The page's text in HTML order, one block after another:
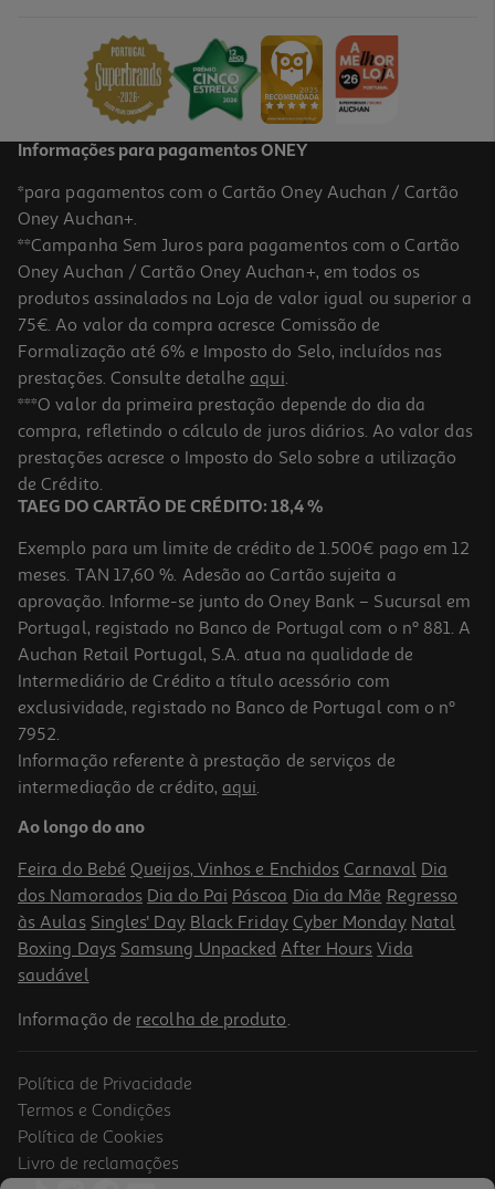
Informações para pagamentos ONEY
*para pagamentos com o Cartão Oney Auchan / Cartão
Oney Auchan+.
**Campanha Sem Juros para pagamentos com o Cartão
Oney Auchan / Cartão Oney Auchan+, em todos os
produtos assinalados na Loja de valor igual ou superior a
75€. Ao valor da compra acresce Comissão de
Formalização até 6% e Imposto do Selo, incluídos nas
prestações. Consulte detalhe aqui.
***O valor da primeira prestação depende do dia da
compra, refletindo o cálculo de juros diários. Ao valor das
prestações acresce o Imposto do Selo sobre a utilização
de Crédito.
TAEG DO CARTÃO DE CRÉDITO: 18,4 %
Exemplo para um limite de crédito de 1.500€ pago em 12
meses. TAN 17,60 %. Adesão ao Cartão sujeita a
aprovação. Informe-se junto do Oney Bank – Sucursal em
Portugal, registado no Banco de Portugal com o nº 881. A
Auchan Retail Portugal, S.A. atua na qualidade de
Intermediário de Crédito a título acessório com
exclusividade, registado no Banco de Portugal com o nº
7952.
Informação referente à prestação de serviços de
intermediação de crédito, aqui.
Ao longo do ano
Feira do Bebé Queijos, Vinhos e Enchidos Carnaval Dia
dos Namorados Dia do Pai Páscoa Dia da Mãe Regresso
às Aulas Singles' Day Black Friday Cyber Monday Natal
Boxing Days Samsung Unpacked After Hours Vida
saudável
Informação de recolha de produto.
Política de Privacidade
Termos e Condições
Política de Cookies
Livro de reclamações